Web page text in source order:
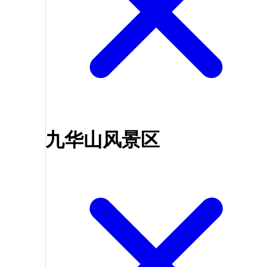
九华山风景区